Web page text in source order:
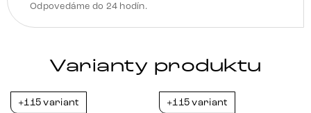
Odpovedáme do 24 hodín.
Varianty produktu
+115 variant +115 variant